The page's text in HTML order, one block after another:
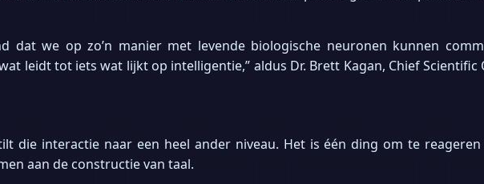
dat we op zo’n manier met levende biologische neuronen kunnen
leidt tot iets wat lijkt op intelligentie,” aldus Dr. Brett Kagan, Chief Scientific
die interactie naar een heel ander niveau. Het is één ding om te
aan de constructie van taal.